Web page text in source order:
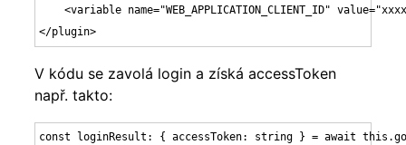
<variable name="WEB_APPLICATION_CLIENT_ID"
</plugin>
V kódu se zavolá login a získá accessToken
např. takto:
const loginResult: { accessToken: string } = await